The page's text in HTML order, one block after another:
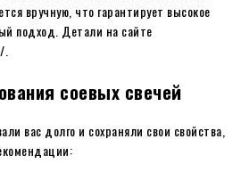
вручную, что гарантирует высокое
подход. Детали на сайте
.
соевых свечей
вас долго и сохраняли свои свойства,